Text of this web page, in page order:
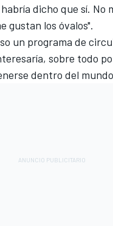
dicho que sí. No
gustan los óvalos".
un programa de
sobre todo
dentro del mundo